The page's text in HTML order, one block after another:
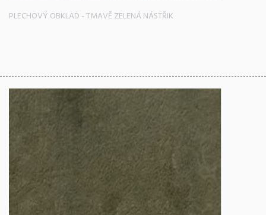
PLECHOVÝ OBKLAD - TMAVĚ ZELENÁ NÁSTŘIK